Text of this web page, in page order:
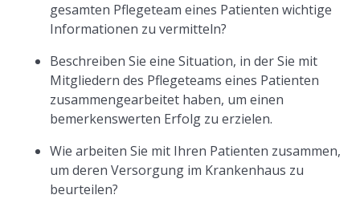
gesamten Pflegeteam eines Patienten wichtige
Informationen zu vermitteln?
Beschreiben Sie eine Situation, in der Sie mit
Mitgliedern des Pflegeteams eines Patienten
zusammengearbeitet haben, um einen
bemerkenswerten Erfolg zu erzielen.
Wie arbeiten Sie mit Ihren Patienten zusammen,
um deren Versorgung im Krankenhaus zu
beurteilen?